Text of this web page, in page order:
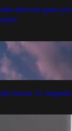
otkinula glavu
Sunca 12.